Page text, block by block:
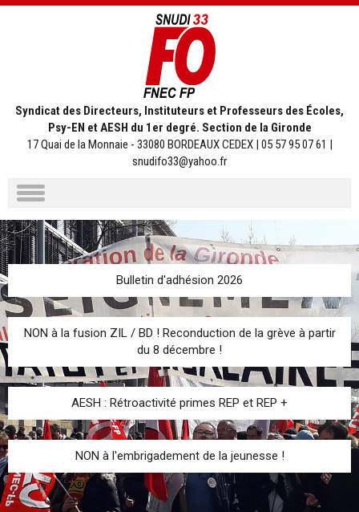
Syndicat des Directeurs, Instituteurs et Professeurs des Écoles,
Psy-EN et AESH du 1er degré. Section de la Gironde
17 Quai de la Monnaie - 33080 BORDEAUX CEDEX | 05 57 95 07 61 |
snudifo33@yahoo.fr
Aller
au
contenu
Bulletin d'adhésion 2026
NON à la fusion ZIL / BD ! Reconduction de la grève à partir
du 8 décembre !
AESH : Rétroactivité primes REP et REP +
NON à l'embrigadement de la jeunesse !